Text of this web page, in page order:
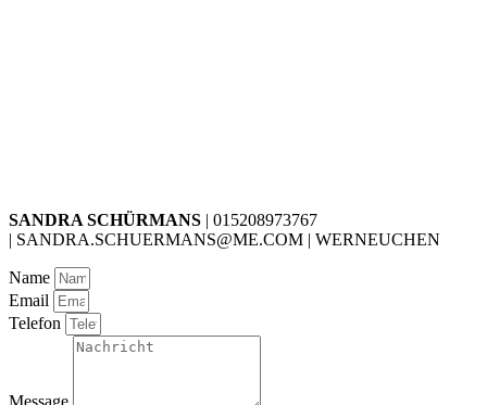
SANDRA SCHÜRMANS | 015208973767
| SANDRA.SCHUERMANS@ME.COM | WERNEUCHEN
Name
Email
Telefon
Message